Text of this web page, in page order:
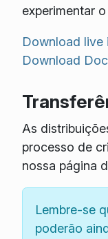
experimentar
Download live
Download
As
processo de
nossa página
Lembre-se
poderão